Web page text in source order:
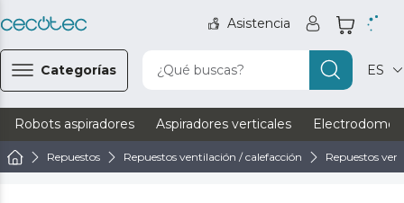
Asistencia
Categorías ¿Qué buscas? ES
Robots aspiradores Aspiradores verticales
Repuestos Repuestos ventilación / calefacción Repuestos